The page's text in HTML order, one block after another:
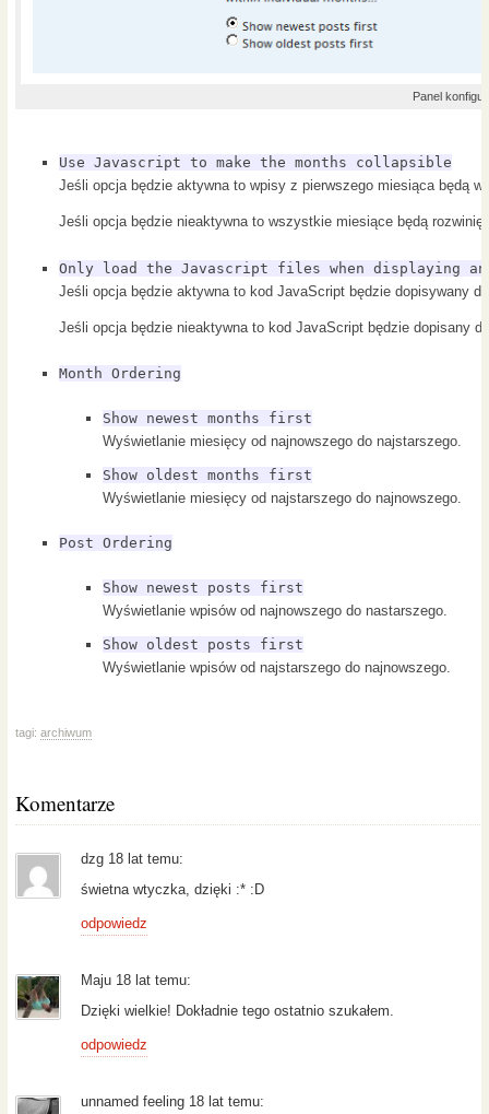
Panel
Use Javascript to make the months collapsible
Jeśli opcja będzie aktywna to wpisy z pierwszego miesiąca będą
Jeśli opcja będzie nieaktywna to wszystkie miesiące będą
Only load the Javascript files when displaying
Jeśli opcja będzie aktywna to kod JavaScript będzie dopisywany
Jeśli opcja będzie nieaktywna to kod JavaScript będzie dopisany
Month Ordering
Show newest months first
Wyświetlanie miesięcy od najnowszego do najstarszego.
Show oldest months first
Wyświetlanie miesięcy od najstarszego do najnowszego.
Post Ordering
Show newest posts first
Wyświetlanie wpisów od najnowszego do nastarszego.
Show oldest posts first
Wyświetlanie wpisów od najstarszego do najnowszego.
tagi: archiwum
Komentarze
dzg 18 lat temu:
świetna wtyczka, dzięki :* :D
odpowiedz
Maju 18 lat temu:
Dzięki wielkie! Dokładnie tego ostatnio szukałem.
odpowiedz
unnamed feeling 18 lat temu: